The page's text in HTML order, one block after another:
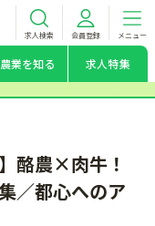
求人検索 会員登録 メニュー
農業を知る 求人特集
酪農×肉牛！
／都心へのア